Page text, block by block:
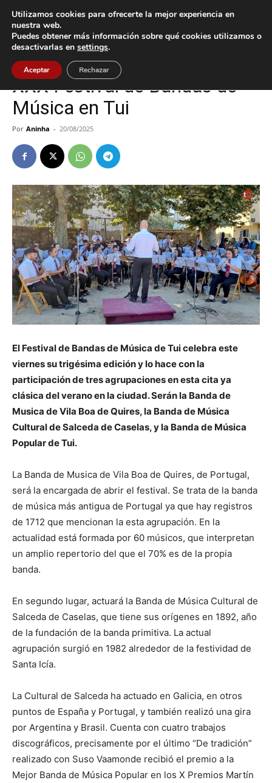
Inicio Cultura / Ocio
Cultura / Ocio Tui
XXX Festival de Bandas de
Música en Tui
Por Aninha - 20/08/2025
El Festival de Bandas de Música de Tui celebra este
viernes su trigésima edición y lo hace con la
participación de tres agrupaciones en esta cita ya
clásica del verano en la ciudad. Serán la Banda de
Musica de Vila Boa de Quires, la Banda de Música
Cultural de Salceda de Caselas, y la Banda de Música
Popular de Tui.
La Banda de Musica de Vila Boa de Quires, de Portugal,
será la encargada de abrir el festival. Se trata de la banda
de música más antigua de Portugal ya que hay registros
de 1712 que mencionan la esta agrupación. En la
actualidad está formada por 60 músicos, que interpretan
un amplio repertorio del que el 70% es de la propia
banda.
En segundo lugar, actuará la Banda de Música Cultural de
Salceda de Caselas, que tiene sus orígenes en 1892, año
de la fundación de la banda primitiva. La actual
agrupación surgió en 1982 alrededor de la festividad de
Santa Icía.
La Cultural de Salceda ha actuado en Galicia, en otros
puntos de España y Portugal, y también realizó una gira
por Argentina y Brasil. Cuenta con cuatro trabajos
discográficos, precisamente por el último “De tradición”
realizado con Suso Vaamonde recibió el premio a la
Mejor Banda de Música Popular en los X Premios Martín
Utilizamos cookies para ofrecerte la mejor experiencia en
nuestra web.
Puedes obtener más información sobre qué cookies utilizamos o
desactivarlas en settings.
Aceptar Rechazar